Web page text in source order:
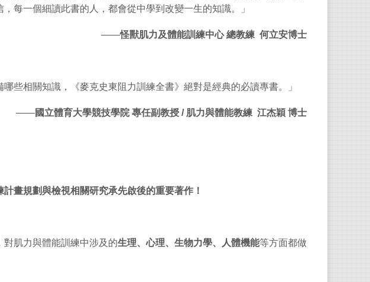
每一個細讀此書的人，都會從中學到改變一生的知識。」
——怪獸肌力及體能訓練中心 總教練 何立安博士
些相關知識，《麥克史東阻力訓練全書》絕對是經典的必讀專書。」
——國立體育大學競技學院 專任副教授 / 肌力與體能教練 江杰穎 博士
計畫規劃與檢視相關研究承先啟後的重要著作！
肌力與體能訓練中涉及的生理、心理、生物力學、人體機能等方面都做